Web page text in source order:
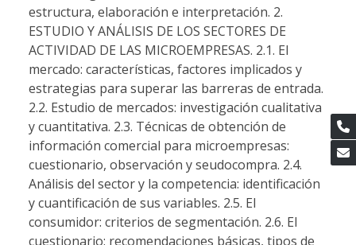
estructura, elaboración e interpretación. 2.
ESTUDIO Y ANÁLISIS DE LOS SECTORES DE
ACTIVIDAD DE LAS MICROEMPRESAS. 2.1. El
mercado: características, factores implicados y
estrategias para superar las barreras de entrada.
2.2. Estudio de mercados: investigación cualitativa
y cuantitativa. 2.3. Técnicas de obtención de
información comercial para microempresas:
cuestionario, observación y seudocompra. 2.4.
Análisis del sector y la competencia: identificación
y cuantificación de sus variables. 2.5. El
consumidor: criterios de segmentación. 2.6. El
cuestionario: recomendaciones básicas, tipos de